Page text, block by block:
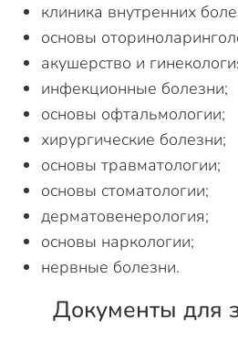
клиника внутренних
основы
акушерство и
инфекционные болезни;
основы офтальмологии;
хирургические болезни;
основы травматологии;
основы стоматологии;
дерматовенерология;
основы наркологии;
нервные болезни.
Документы для